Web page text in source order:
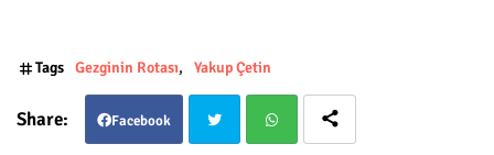
Tags Gezginin Rotası Yakup Çetin
Facebook